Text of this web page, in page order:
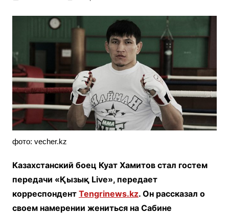
фото: vecher.kz
Казахстанский боец Куат Хамитов стал гостем
передачи «Қызық Live», передает
корреспондент Tengrinews.kz. Он рассказал о
своем намерении жениться на Сабине